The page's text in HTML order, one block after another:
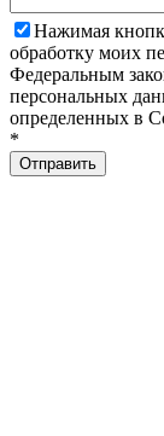
Нажимая
обработку моих
Федеральным
персональных
определенных в
*
Отправить